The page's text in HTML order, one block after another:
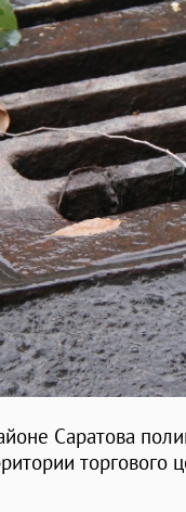
Саратова
торгового